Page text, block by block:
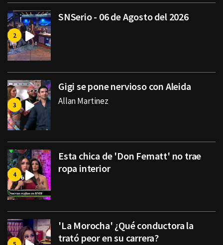
SNSerio - 06 de Agosto del 2026
Gigi se pone nervioso con Aleida
Allan Martinez
Esta chica de 'Don Fematt' no trae
ropa interior
'La Morocha' ¿Qué conductora la
trató peor en su carrera?